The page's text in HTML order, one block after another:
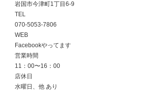
岩国市今津町1丁目6-9
TEL
070-5053-7806
WEB
Facebookやってます
営業時間
11：00〜16：00
店休日
水曜日、他 あり